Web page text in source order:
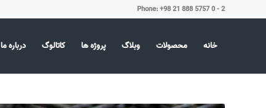
Phone: +98 21 888 5757 0 - 2
خانه محصولات وبلاگ پروژه ها کاتالوگ درباره ما